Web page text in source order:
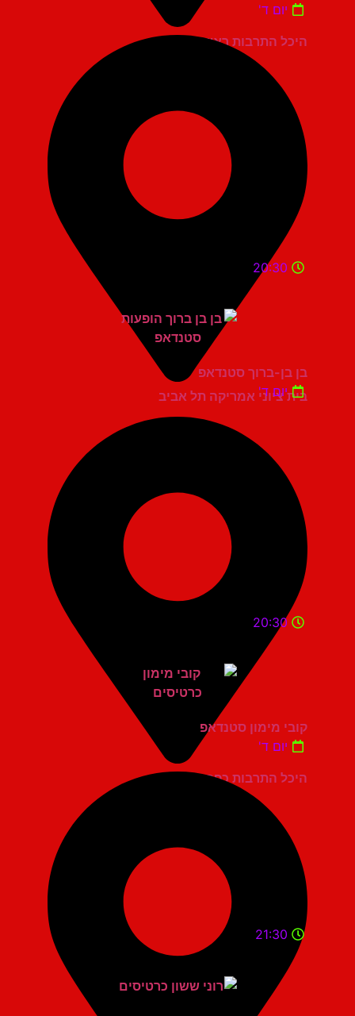
היכל התרבות ראשון לציון
יום ד'
בית ציוני אמריקה תל אביב
20:30
בן בן-ברוך סטנדאפ
יום ד'
היכל התרבות כפר סבא
20:30
קובי מימון סטנדאפ
יום ד'
21:30